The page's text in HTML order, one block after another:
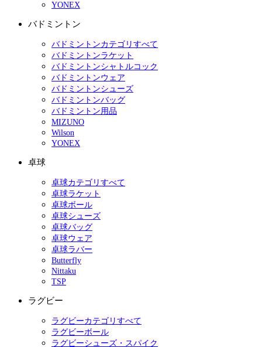
YONEX
バドミントン
バドミントンカテゴリすべて
バドミントンラケット
バドミントンシャトルコック
バドミントンウェア
バドミントンシューズ
バドミントンバッグ
バドミントン用品
MIZUNO
Wilson
YONEX
卓球
卓球カテゴリすべて
卓球ラケット
卓球ボール
卓球シューズ
卓球バッグ
卓球ウェア
卓球ラバー
Butterfly
Nittaku
TSP
ラグビー
ラグビーカテゴリすべて
ラグビーボール
ラグビーシューズ・スパイク